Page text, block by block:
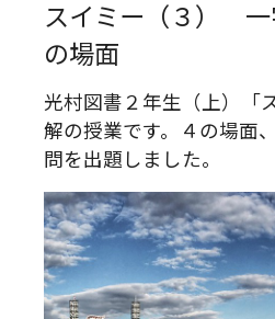
スイミー（３）
の場面
光村図書２年生（上）「
解の授業です。４の場面
問を出題しました。